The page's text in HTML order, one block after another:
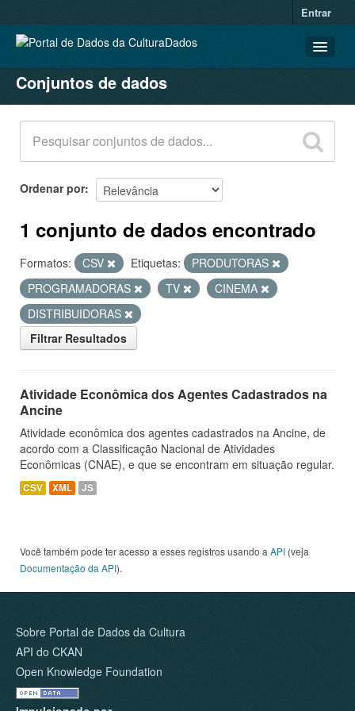
Entrar
CONJUNTOS DE DADOS
ORGANIZAÇÕES
GRUPOS
SOBRE
Conjuntos de dados
Ordenar por
1 conjunto de dados encontrado
Formatos: CSV Etiquetas:
PRODUTORAS
PROGRAMADORAS
TV
CINEMA
DISTRIBUIDORAS
Filtrar Resultados
Atividade Econômica dos Agentes Cadastrados na
Ancine
Atividade econômica dos agentes cadastrados na Ancine, de
acordo com a Classificação Nacional de Atividades
Econômicas (CNAE), e que se encontram em situação regular.
CSV XML JS
Você também pode ter acesso a esses registros usando a API (veja
Documentação da API).
Sobre Portal de Dados da Cultura
API do CKAN
Open Knowledge Foundation